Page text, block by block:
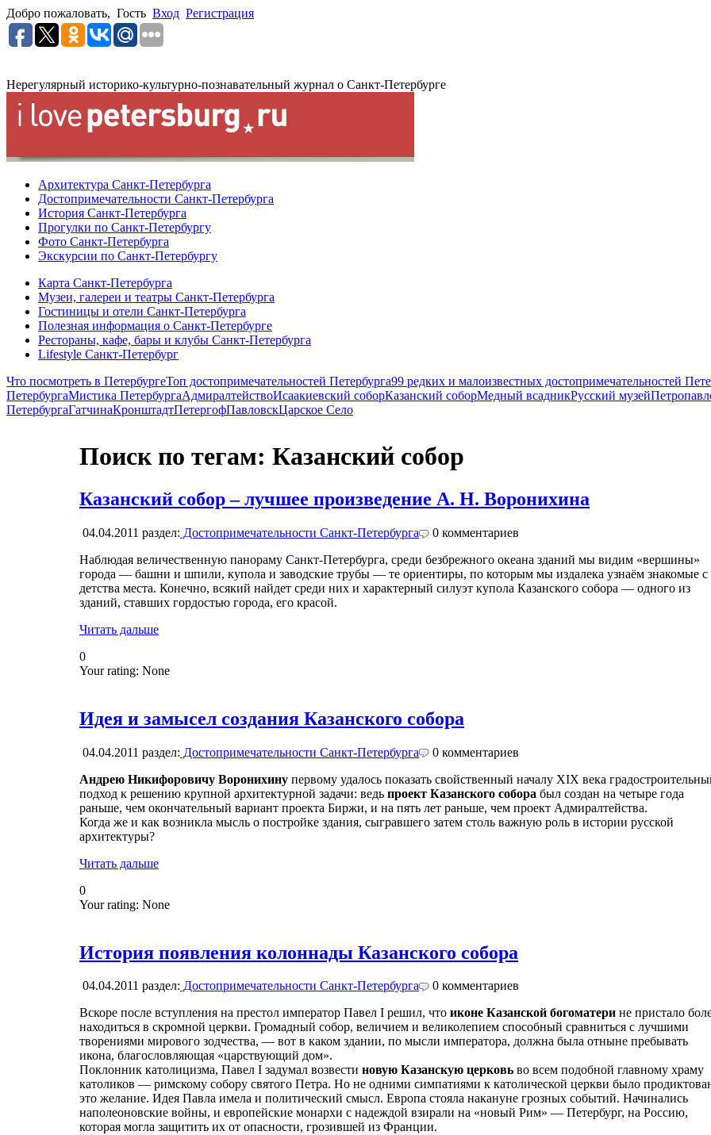
Добро пожаловать, Гость Вход Регистрация
Нерегулярный историко-культурно-познавательный журнал о Санкт-Петербурге
Архитектура Санкт-Петербурга
Достопримечательности Санкт-Петербурга
История Санкт-Петербурга
Прогулки по Санкт-Петербургу
Фото Санкт-Петербурга
Экскурсии по Санкт-Петербургу
Карта Санкт-Петербурга
Музеи, галереи и театры Санкт-Петербурга
Гостиницы и отели Санкт-Петербурга
Полезная информация о Санкт-Петербурге
Рестораны, кафе, бары и клубы Санкт-Петербурга
Lifestyle Санкт-Петербург
Что посмотреть в ПетербургеТоп достопримечательностей Петербурга99 редких и малоизвестных достопримечательностей
ПетербургаМистика ПетербургаАдмиралтействоИсаакиевский соборКазанский соборМедный всадникРусский музей
ПетербургаГатчинаКронштадтПетергофПавловскЦарское Село
Поиск по тегам: Казанский собор
Казанский собор – лучшее произведение А. Н. Воронихина
04.04.2011 раздел: Достопримечательности Санкт-Петербурга 0 комментариев
Наблюдая величественную панораму Санкт-Петербурга, среди безбрежного океана зданий мы видим «вершины»
города — башни и шпили, купола и заводские трубы — те ориентиры, по которым мы издалека узнаём знакомые с
детства места. Конечно, всякий найдет среди них и характерный силуэт купола Казанского собора — одного из
зданий, ставших гордостью города, его красой.
Читать дальше
0
Your rating: None
Идея и замысел создания Казанского собора
04.04.2011 раздел: Достопримечательности Санкт-Петербурга 0 комментариев
Андрею Никифоровичу Воронихину первому удалось показать свойственный началу XIX века
подход к решению крупной архитектурной задачи: ведь проект Казанского собора был создан на четыре года
раньше, чем окончательный вариант проекта Биржи, и на пять лет раньше, чем проект Адмиралтейства.
Когда же и как возникла мысль о постройке здания, сыгравшего затем столь важную роль в истории русской
архитектуры?
Читать дальше
0
Your rating: None
История появления колоннады Казанского собора
04.04.2011 раздел: Достопримечательности Санкт-Петербурга 0 комментариев
Вскоре после вступления на престол император Павел I решил, что иконе Казанской богоматери не пристало
находиться в скромной церкви. Громадный собор, величием и великолепием способный сравниться с лучшими
творениями мирового зодчества, — вот в каком здании, по мысли императора, должна была отныне пребывать
икона, благословляющая «царствующий дом».
Поклонник католицизма, Павел I задумал возвести новую Казанскую церковь во всем подобной главному храму
католиков — римскому собору святого Петра. Но не одними симпатиями к католической церкви было
это желание. Идея Павла имела и политический смысл. Европа стояла накануне грозных событий. Начинались
наполеоновские войны, и европейские монархи с надеждой взирали на «новый Рим» — Петербург, на Россию,
которая могла защитить их от опасности, грозившей из Франции.